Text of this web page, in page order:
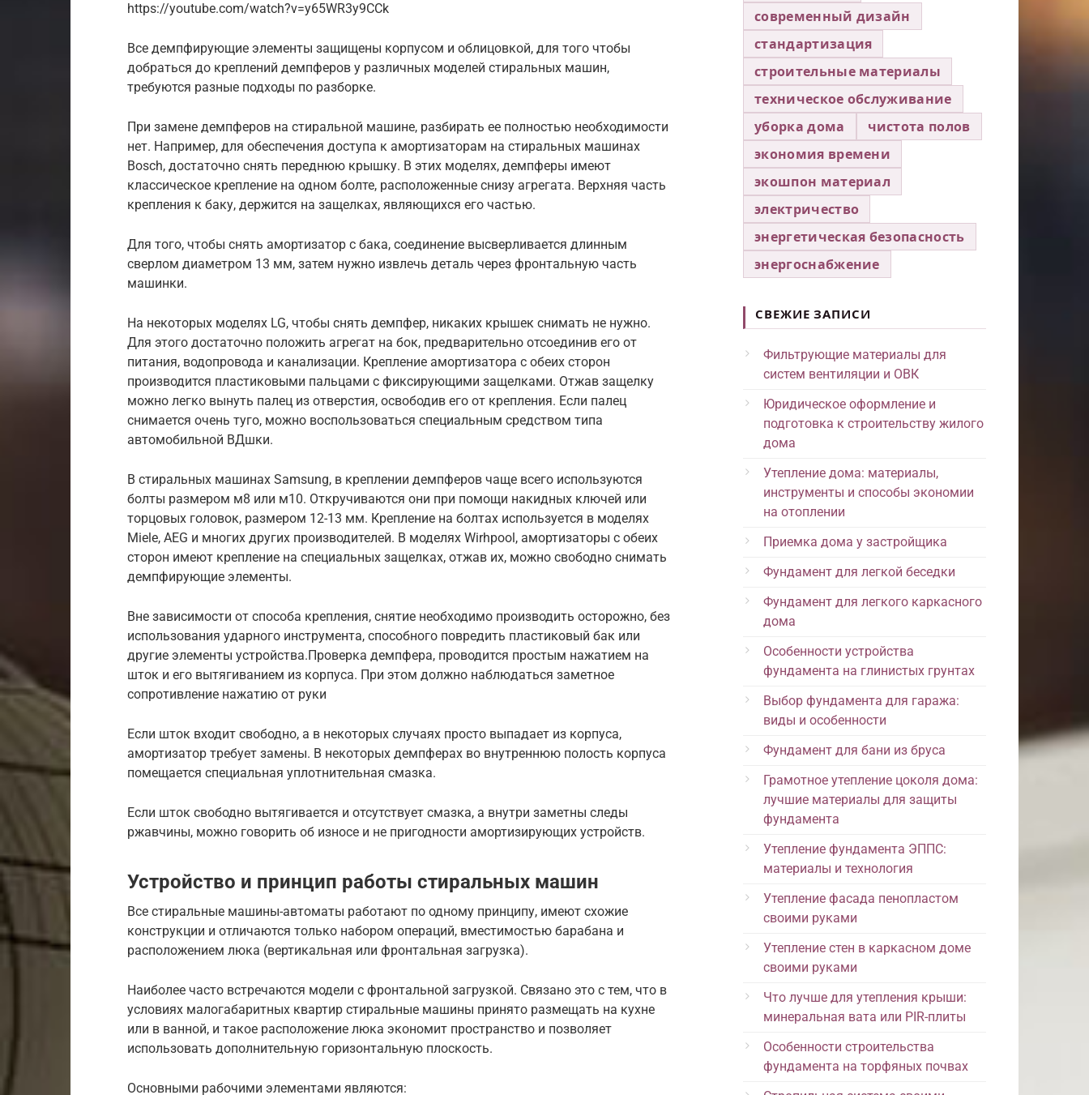
https://youtube.com/watch?v=y65WR3y9CCk
Все демпфирующие элементы защищены корпусом и облицовкой, для того чтобы
добраться до креплений демпферов у различных моделей стиральных машин,
требуются разные подходы по разборке.
При замене демпферов на стиральной машине, разбирать ее полностью необходимости
нет. Например, для обеспечения доступа к амортизаторам на стиральных машинах
Bosch, достаточно снять переднюю крышку. В этих моделях, демпферы имеют
классическое крепление на одном болте, расположенные снизу агрегата. Верхняя часть
крепления к баку, держится на защелках, являющихся его частью.
Для того, чтобы снять амортизатор с бака, соединение высверливается длинным
сверлом диаметром 13 мм, затем нужно извлечь деталь через фронтальную часть
машинки.
На некоторых моделях LG, чтобы снять демпфер, никаких крышек снимать не нужно.
Для этого достаточно положить агрегат на бок, предварительно отсоединив его от
питания, водопровода и канализации. Крепление амортизатора с обеих сторон
производится пластиковыми пальцами с фиксирующими защелками. Отжав защелку
можно легко вынуть палец из отверстия, освободив его от крепления. Если палец
снимается очень туго, можно воспользоваться специальным средством типа
автомобильной ВДшки.
В стиральных машинах Samsung, в креплении демпферов чаще всего используются
болты размером м8 или м10. Откручиваются они при помощи накидных ключей или
торцовых головок, размером 12-13 мм. Крепление на болтах используется в моделях
Miele, AEG и многих других производителей. В моделях Wirhpool, амортизаторы с обеих
сторон имеют крепление на специальных защелках, отжав их, можно свободно снимать
демпфирующие элементы.
Вне зависимости от способа крепления, снятие необходимо производить осторожно, без
использования ударного инструмента, способного повредить пластиковый бак или
другие элементы устройства.Проверка демпфера, проводится простым нажатием на
шток и его вытягиванием из корпуса. При этом должно наблюдаться заметное
сопротивление нажатию от руки
Если шток входит свободно, а в некоторых случаях просто выпадает из корпуса,
амортизатор требует замены. В некоторых демпферах во внутреннюю полость корпуса
помещается специальная уплотнительная смазка.
Если шток свободно вытягивается и отсутствует смазка, а внутри заметны следы
ржавчины, можно говорить об износе и не пригодности амортизирующих устройств.
Устройство и принцип работы стиральных машин
Все стиральные машины-автоматы работают по одному принципу, имеют схожие
конструкции и отличаются только набором операций, вместимостью барабана и
расположением люка (вертикальная или фронтальная загрузка).
Наиболее часто встречаются модели с фронтальной загрузкой. Связано это с тем, что в
условиях малогабаритных квартир стиральные машины принято размещать на кухне
или в ванной, и такое расположение люка экономит пространство и позволяет
использовать дополнительную горизонтальную плоскость.
Основными рабочими элементами являются:
современный дизайн
стандартизация
строительные материалы
техническое обслуживание
уборка дома
чистота полов
экономия времени
экошпон материал
электричество
энергетическая безопасность
энергоснабжение
СВЕЖИЕ ЗАПИСИ
Фильтрующие материалы для
систем вентиляции и ОВК
Юридическое оформление и
подготовка к строительству жилого
дома
Утепление дома: материалы,
инструменты и способы экономии
на отоплении
Приемка дома у застройщика
Фундамент для легкой беседки
Фундамент для легкого каркасного
дома
Особенности устройства
фундамента на глинистых грунтах
Выбор фундамента для гаража:
виды и особенности
Фундамент для бани из бруса
Грамотное утепление цоколя дома:
лучшие материалы для защиты
фундамента
Утепление фундамента ЭППС:
материалы и технология
Утепление фасада пенопластом
своими руками
Утепление стен в каркасном доме
своими руками
Что лучше для утепления крыши:
минеральная вата или PIR-плиты
Особенности строительства
фундамента на торфяных почвах